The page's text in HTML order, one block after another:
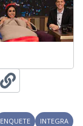
ENQUETE INTEGRA